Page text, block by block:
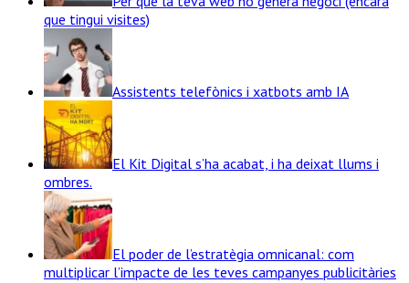
que tingui visites)
Assistents telefònics i xatbots amb IA
El Kit Digital s’ha acabat, i ha deixat llums i
ombres.
El poder de l’estratègia omnicanal: com
multiplicar l’impacte de les teves campanyes publicitàries